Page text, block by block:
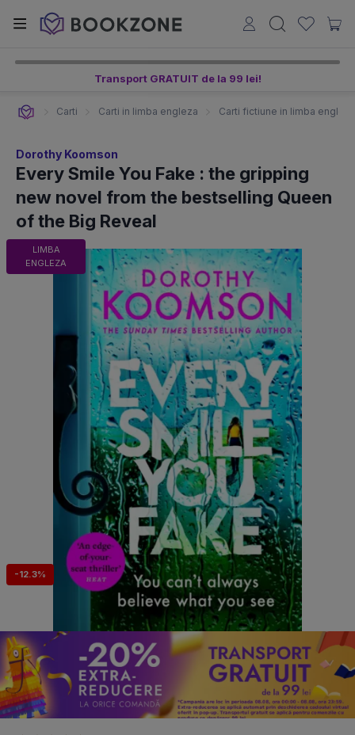
Transport GRATUIT de la 99 lei!
Carti Carti in limba engleza Carti fictiune in limba engleza
Dorothy Koomson
Every Smile You Fake : the gripping
new novel from the bestselling Queen
of the Big Reveal
LIMBA
ENGLEZA
-12.3%